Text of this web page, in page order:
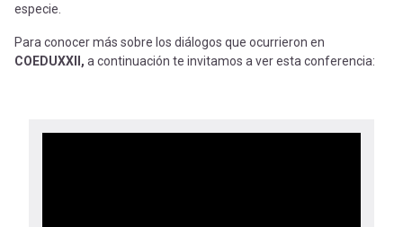
especie.
Para conocer más sobre los diálogos que ocurrieron en
COEDUXXII, a continuación te invitamos a ver esta conferencia: